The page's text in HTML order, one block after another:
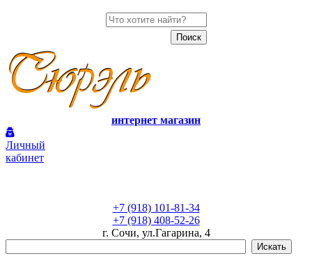
интернет магазин
Личный
кабинет
+7 (918) 101-81-34
+7 (918) 408-52-26
г. Сочи, ул.Гагарина, 4